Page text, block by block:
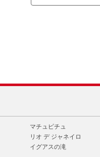
マチュピチュ
リオ デ ジャネイロ
イグアスの滝